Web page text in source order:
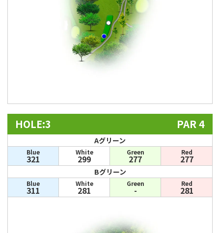
HOLE:3 PAR 4
Aグリーン
Blue
321
White
299
Green
277
Red
277
Bグリーン
Blue
311
White
281
Green
-
Red
281